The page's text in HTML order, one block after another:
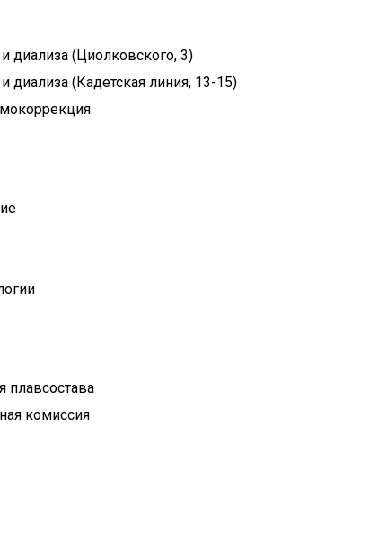
диализа (Циолковского, 3)
диализа (Кадетская линия, 13-15)
плавсостава
комиссия